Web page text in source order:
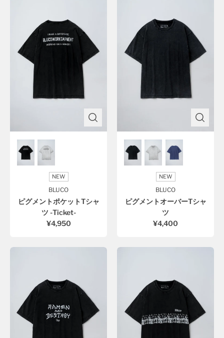
NEW
BLUCO
ピグメントポケットTシャ
ツ -Ticket-
¥4,950
NEW
BLUCO
ピグメントオーバーTシャ
ツ
¥4,400